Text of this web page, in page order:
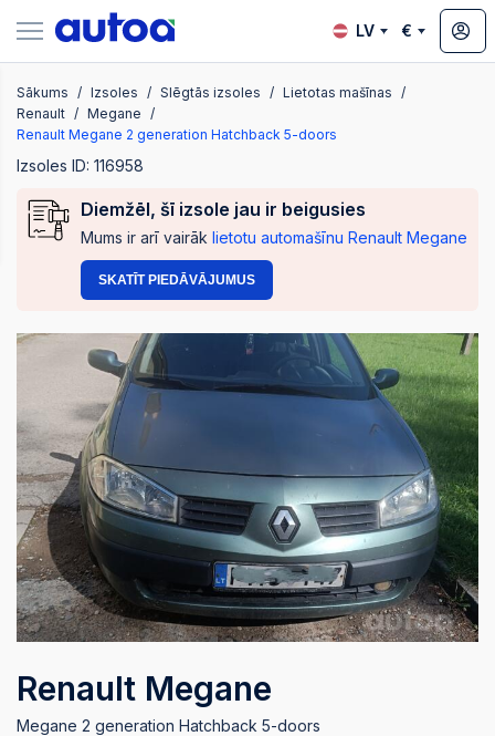
LV €
Sākums Izsoles Slēgtās izsoles
Lietotas mašīnas
Renault
Megane
Renault Megane 2 generation Hatchback 5-doors
Izsoles ID: 116958
Diemžēl, šī izsole jau ir beigusies
Mums ir arī vairāk lietotu automašīnu Renault Megane
SKATĪT PIEDĀVĀJUMUS
Renault Megane
Megane 2 generation Hatchback 5-doors